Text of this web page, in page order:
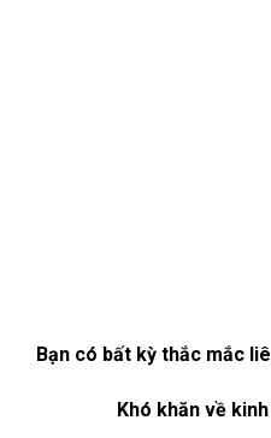
Bạn có bất kỳ thắc mắc
Khó khăn về